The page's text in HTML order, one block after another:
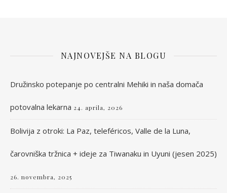
NAJNOVEJŠE NA BLOGU
Družinsko potepanje po centralni Mehiki in naša domača
potovalna lekarna 24. aprila, 2026
Bolivija z otroki: La Paz, teleféricos, Valle de la Luna,
čarovniška tržnica + ideje za Tiwanaku in Uyuni (jesen 2025)
26. novembra, 2025